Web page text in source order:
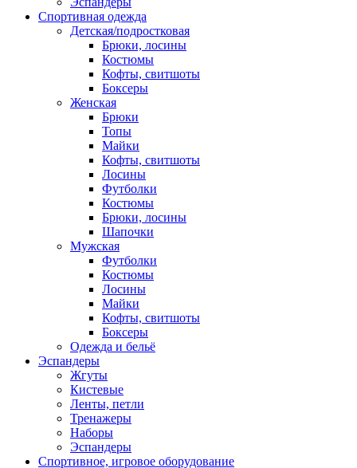
Спортивная одежда
Детская/подростковая
Брюки, лосины
Костюмы
Кофты, свитшоты
Боксеры
Женская
Брюки
Топы
Майки
Кофты, свитшоты
Лосины
Футболки
Костюмы
Брюки, лосины
Шапочки
Мужская
Футболки
Костюмы
Лосины
Майки
Кофты, свитшоты
Боксеры
Одежда и бельё
Эспандеры
Жгуты
Кистевые
Ленты, петли
Тренажеры
Наборы
Эспандеры
Спортивное, игровое оборудование